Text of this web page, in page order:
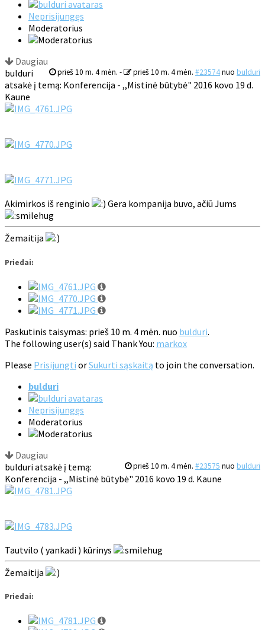
Neprisijungęs
Moderatorius
Daugiau
prieš 10 m. 4 mėn. - prieš 10 m. 4 mėn. #23574nuo bulduri
bulduri
atsakė į temą: Konferencija - ,,Mistinė būtybė" 2016 kovo 19 d.
Kaune
Akimirkos iš renginio Gera kompanija buvo, ačiū Jums
Žemaitija
Priedai:
Paskutinis taisymas: prieš 10 m. 4 mėn. nuo bulduri.
The following user(s) said Thank You: markox
Please Prisijungti orSukurti sąskaitą to join the conversation.
bulduri
Neprisijungęs
Moderatorius
Daugiau
prieš 10 m. 4 mėn. #23575 nuo bulduri
bulduri atsakė į temą:
Konferencija - ,,Mistinė būtybė" 2016 kovo 19 d. Kaune
Tautvilo ( yankadi ) kūrinys
Žemaitija
Priedai: